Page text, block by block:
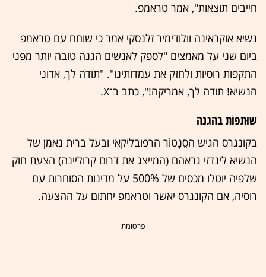
חייבים תוצאות", אמר טראמפ.
נשיא אוקראינה וולודימיר זלנסקי אמר כי שוחח עם טראמפ
ביום שני על מאמצים "לספק לאנשים הגנה טובה יותר מפני
התקפות רוסיות ולחזק את עמדותינו". "תודה לך, אדוני
הנשיא! תודה לך, אמריקה!", כתב ב־X.
שוּתפוֹת בהגנה
בקונגרס הגיש הסֵנָטוֹר הרפובליקאי ובעל ברית נאמן של
הנשיא לינדזי גראהם (המייצג את דרום קרוליינה) הצעת חוק
שלפיה יוטלו מכסים של 500% על מדינות הסוחרות עם
רוסיה, אם הקונגרס יאשר וטראמפ יחתום על ההצעה.
- פרסומת -